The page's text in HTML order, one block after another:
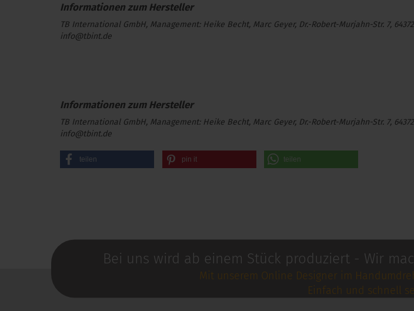
TB International GmbH, Management: Heike Becht, Marc Geyer, Dr.-Robert-Murjahn-Str. 7,
info@tbint.de
TB International GmbH, Management: Heike Becht, Marc Geyer, Dr.-Robert-Murjahn-Str. 7,
info@tbint.de
teilen pin it teilen
Bei uns wird ab einem Stück produziert - Wir
Mit unserem Online Designer im
Einfach und schnell